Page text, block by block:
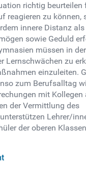
richtig beurteilen
reagieren zu können,
innere Distanz als
sowie Geduld
müssen in
Lernschwächen zu
einzuleiten.
zum Berufsalltag
mit Kollegen
der Vermittlung des
Lehrer/
der oberen